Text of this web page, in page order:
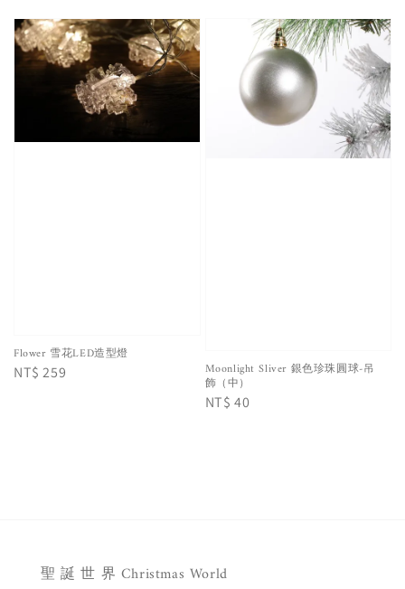
Flower 雪花LED造型燈
Regular
NT$ 259 Moonlight Sliver 銀色珍珠圓球-吊
飾（中）
Regular
NT$ 40
聖 誕 世 界 Christmas World